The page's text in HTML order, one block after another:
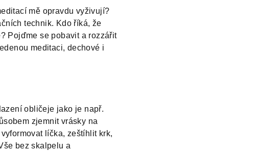
mě opravdu vyživují?
technik. Kdo říká, že
Pojďme se pobavit a rozzářit
meditaci, dechové i
obličeje jako je např.
zjemnit vrásky na
líčka, zeštíhlit krk,
bez skalpelu a